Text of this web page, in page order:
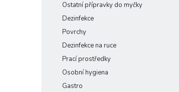
Ostatní přípravky do myčky
Dezinfekce
Povrchy
Dezinfekce na ruce
Prací prostředky
Osobní hygiena
Gastro